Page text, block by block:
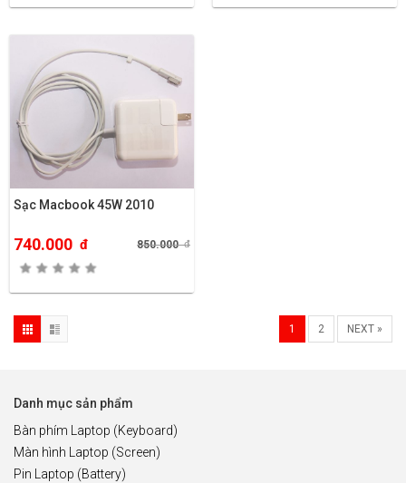
Sạc Macbook 45W 2010
740.000 đ 850.000đ
1 2 NEXT »
Danh mục sản phẩm
Bàn phím Laptop (Keyboard)
Màn hình Laptop (Screen)
Pin Laptop (Battery)